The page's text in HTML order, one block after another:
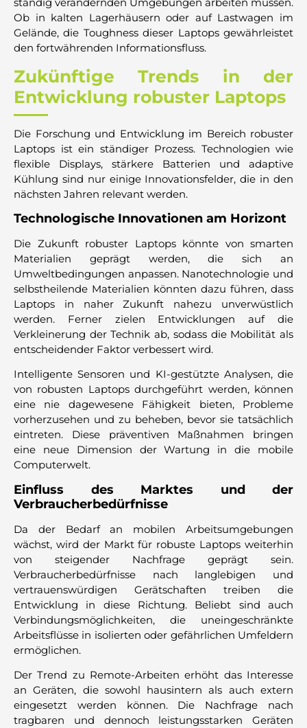
Ob in kalten Lagerhäusern oder auf Lastwagen im
Gelände, die Toughness dieser Laptops gewährleistet
den fortwährenden Informationsfluss.
Zukünftige Trends in der
Entwicklung robuster Laptops
Die Forschung und Entwicklung im Bereich robuster
Laptops ist ein ständiger Prozess. Technologien wie
flexible Displays, stärkere Batterien und adaptive
Kühlung sind nur einige Innovationsfelder, die in den
nächsten Jahren relevant werden.
Technologische Innovationen am Horizont
Die Zukunft robuster Laptops könnte von smarten
Materialien geprägt werden, die sich an
Umweltbedingungen anpassen. Nanotechnologie und
selbstheilende Materialien könnten dazu führen, dass
Laptops in naher Zukunft nahezu unverwüstlich
werden. Ferner zielen Entwicklungen auf die
Verkleinerung der Technik ab, sodass die Mobilität als
entscheidender Faktor verbessert wird.
Intelligente Sensoren und KI-gestützte Analysen, die
von robusten Laptops durchgeführt werden, können
eine nie dagewesene Fähigkeit bieten, Probleme
vorherzusehen und zu beheben, bevor sie tatsächlich
eintreten. Diese präventiven Maßnahmen bringen
eine neue Dimension der Wartung in die mobile
Computerwelt.
Einfluss des Marktes und der
Verbraucherbedürfnisse
Da der Bedarf an mobilen Arbeitsumgebungen
wächst, wird der Markt für robuste Laptops weiterhin
von steigender Nachfrage geprägt sein.
Verbraucherbedürfnisse nach langlebigen und
vertrauenswürdigen Gerätschaften treiben die
Entwicklung in diese Richtung. Beliebt sind auch
Verbindungsmöglichkeiten, die uneingeschränkte
Arbeitsflüsse in isolierten oder gefährlichen Umfeldern
ermöglichen.
Der Trend zu Remote-Arbeiten erhöht das Interesse
an Geräten, die sowohl hausintern als auch extern
eingesetzt werden können. Die Nachfrage nach
tragbaren und dennoch leistungsstarken Geräten